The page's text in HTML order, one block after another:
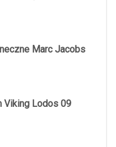
Marc Jacobs
Viking Lodos 09